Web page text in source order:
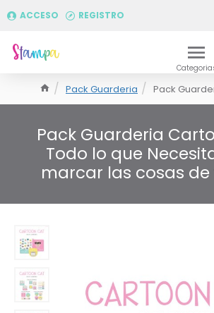
ACCESO REGISTRO
Pack Guarderia Pack
Pack Guarderia
Todo lo que
marcar las cosas de